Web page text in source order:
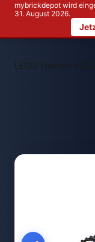
mybrickdepot wird
31. August 2026.
LEGO Themen >